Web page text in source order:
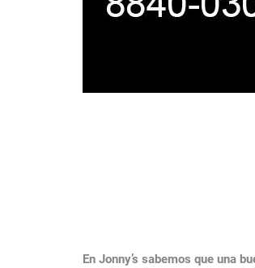
En Jonny’s sabemos que una